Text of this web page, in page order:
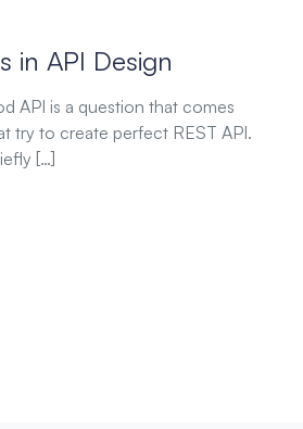
in API Design
API is a question that comes
try to create perfect REST API.
[…]